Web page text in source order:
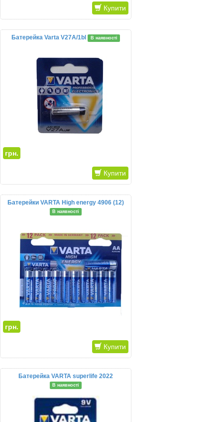
Купити
Батерейка Varta V27A/1bl В наявності
грн.
Купити
Батерейки VARTA High energy 4906 (12)
В наявності
грн.
Купити
Батерейка VARTA superlife 2022
В наявності